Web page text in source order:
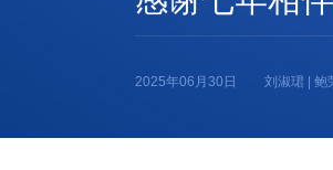
2025年06月30日 刘淑珺 | 鲍